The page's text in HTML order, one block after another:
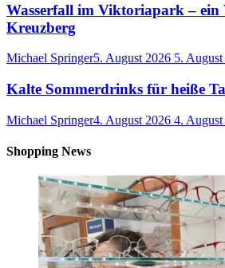
Wasserfall im Viktoriapark – ein
Kreuzberg
Michael Springer5. August 2026 5.
Kalte Sommerdrinks für heiße
Michael Springer4. August 2026 4.
Shopping News